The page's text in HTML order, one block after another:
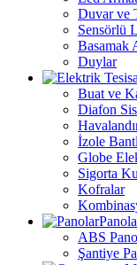
Duvar ve
Sensörlü
Basamak
Duylar
Buat ve
Diafon
İzole
Globe
Sigorta
Kofralar
ABS
Şantiye